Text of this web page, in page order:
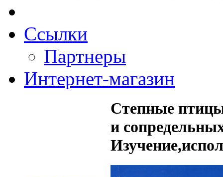
Ссылки
Партнеры
Интернет-магазин
Степные
и